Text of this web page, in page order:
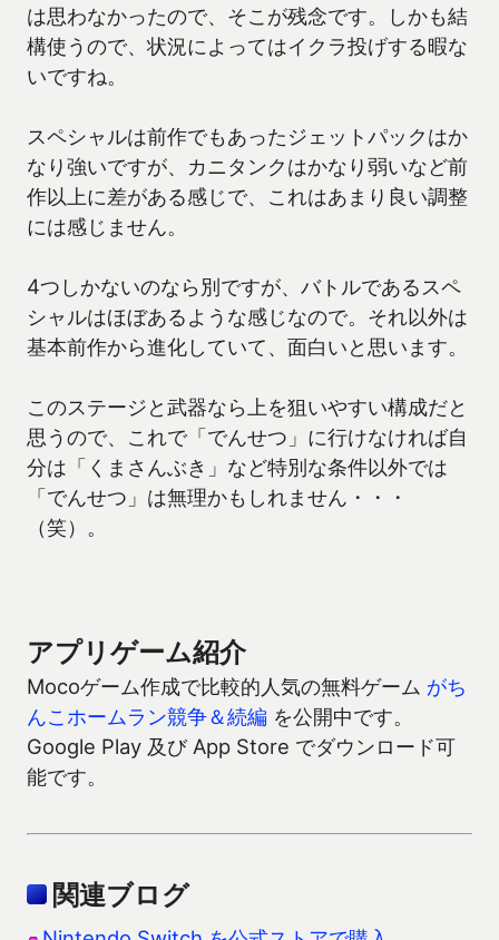
は思わなかったので、そこが残念です。しかも結
構使うので、状況によってはイクラ投げする暇な
いですね。
スペシャルは前作でもあったジェットパックはか
なり強いですが、カニタンクはかなり弱いなど前
作以上に差がある感じで、これはあまり良い調整
には感じません。
4つしかないのなら別ですが、バトルであるスペ
シャルはほぼあるような感じなので。それ以外は
基本前作から進化していて、面白いと思います。
このステージと武器なら上を狙いやすい構成だと
思うので、これで「でんせつ」に行けなければ自
分は「くまさんぶき」など特別な条件以外では
「でんせつ」は無理かもしれません・・・
（笑）。
アプリゲーム紹介
Mocoゲーム作成で比較的人気の無料ゲーム がち
んこホームラン競争＆続編 を公開中です。
Google Play 及び App Store でダウンロード可
能です。
関連ブログ